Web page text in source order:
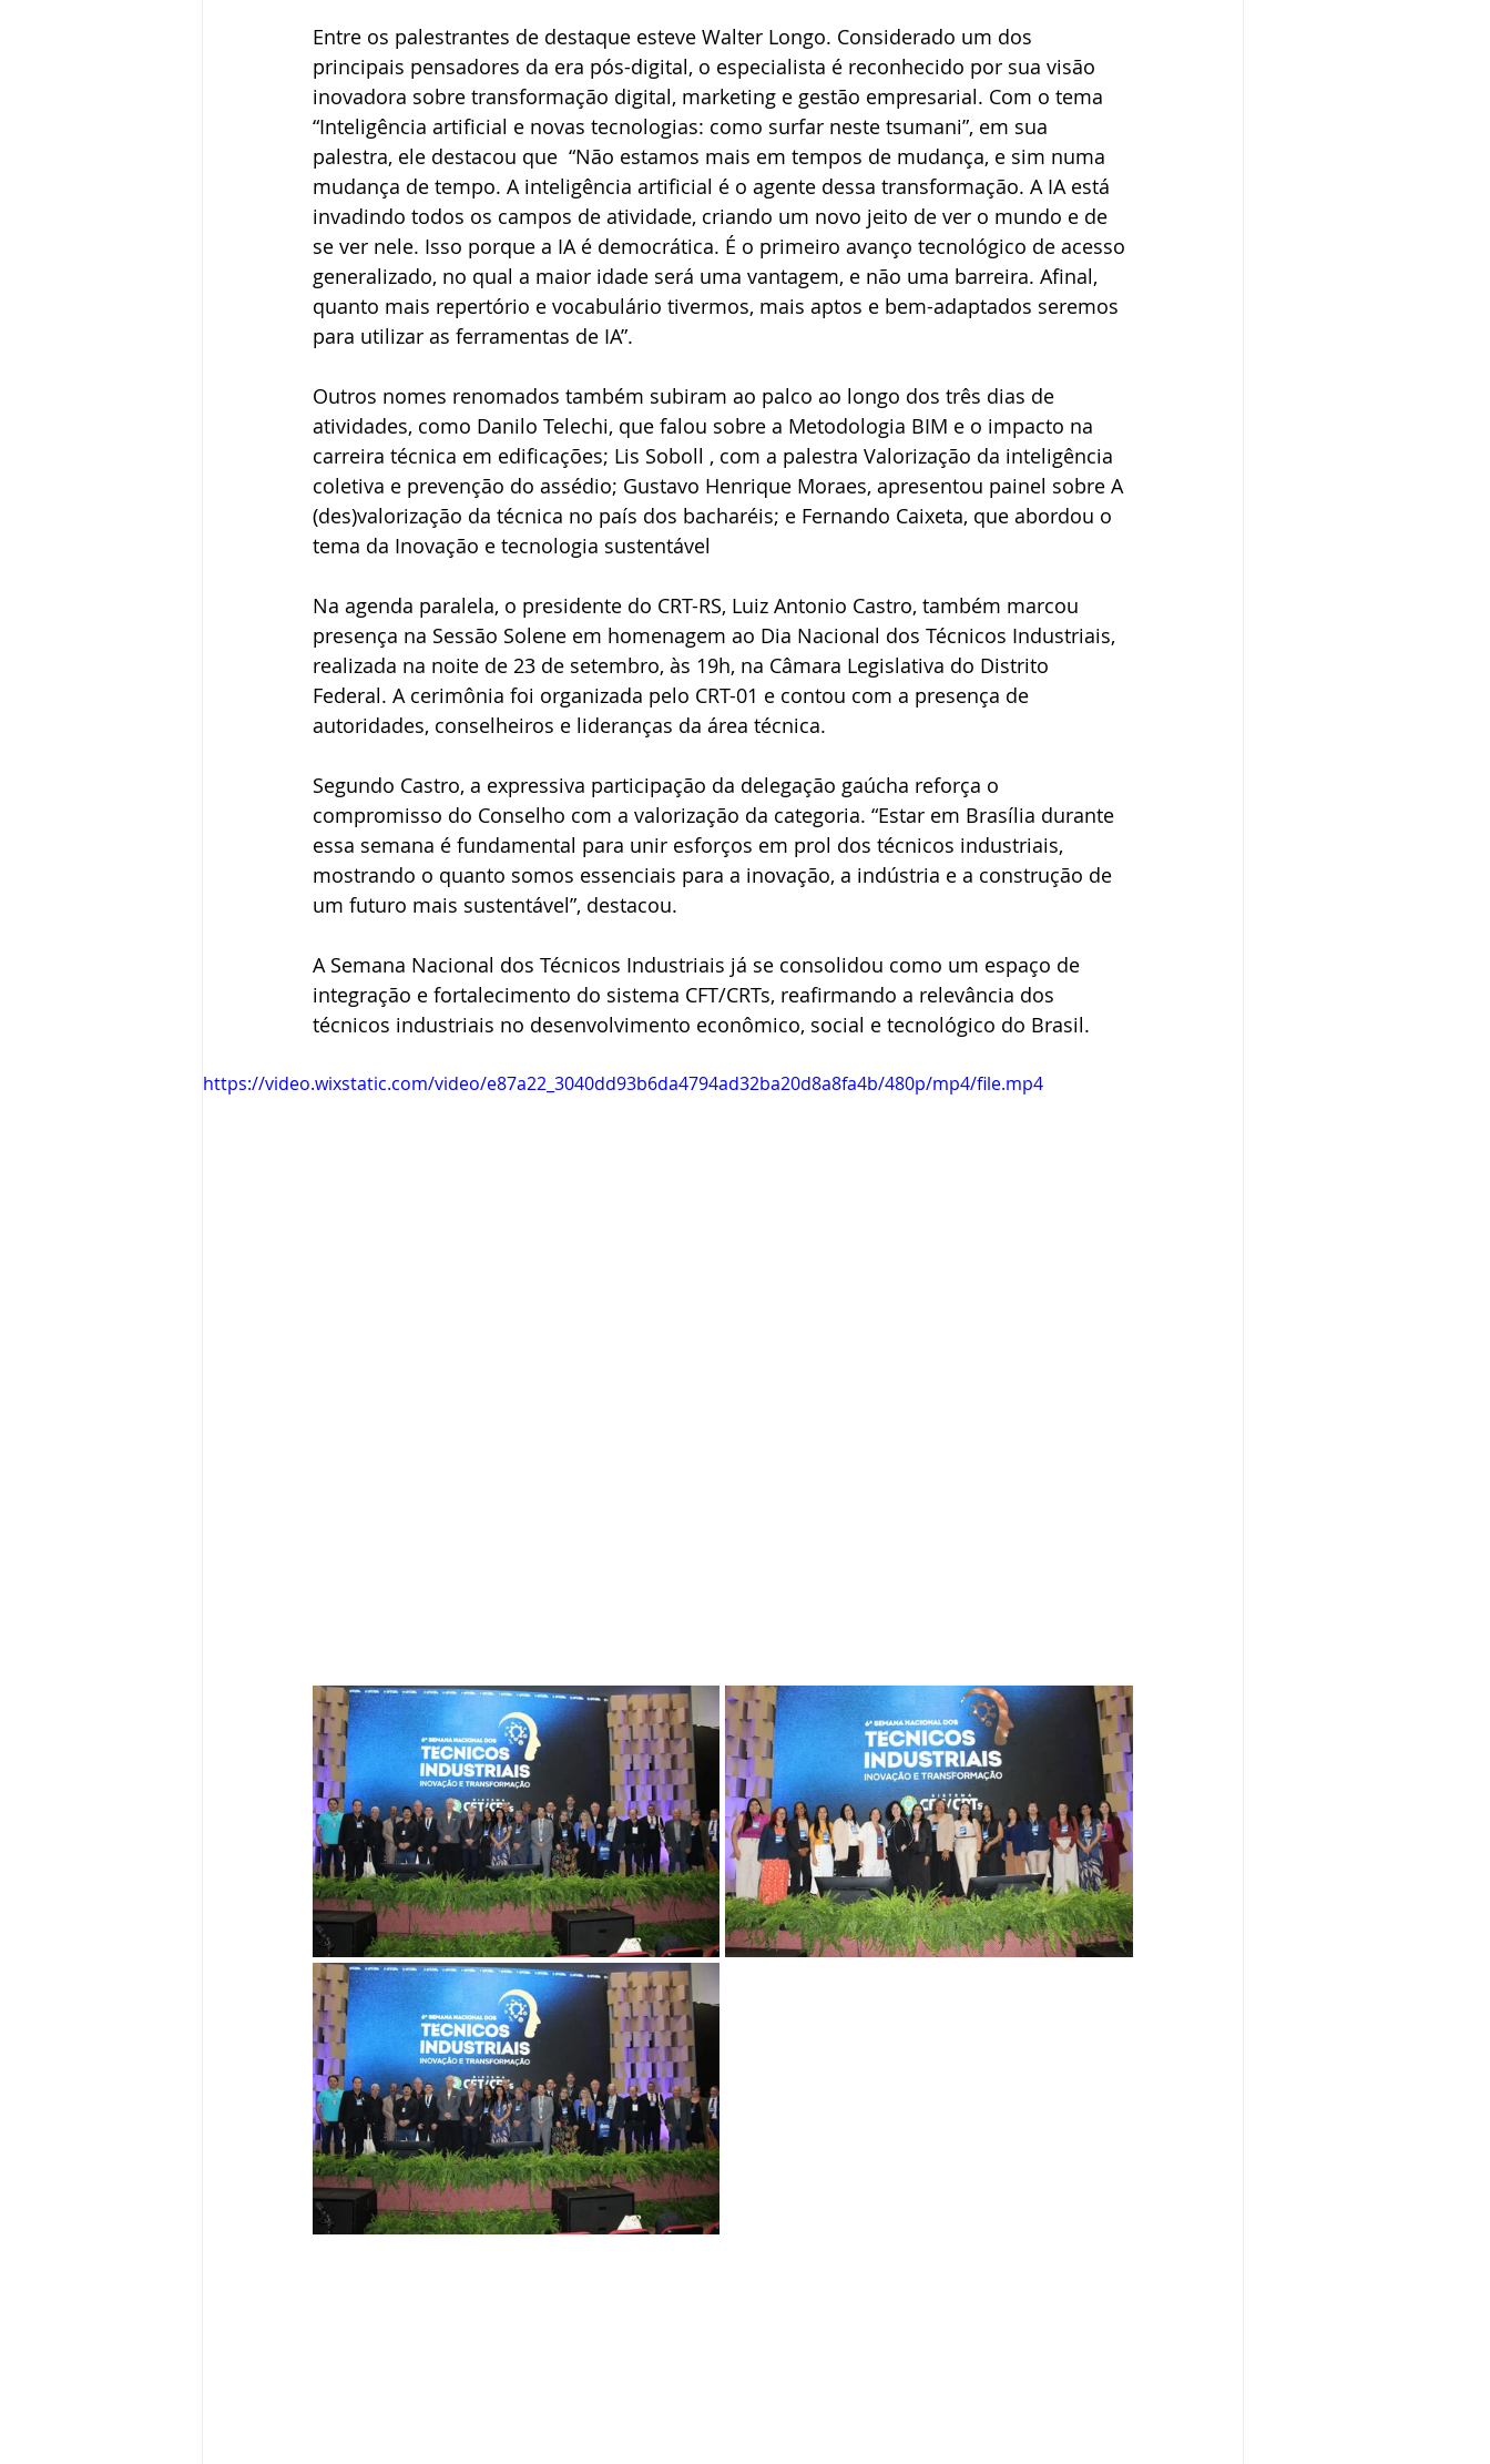
Entre os palestrantes de destaque esteve Walter Longo. Considerado um dos
principais pensadores da era pós-digital, o especialista é reconhecido por sua visão
inovadora sobre transformação digital, marketing e gestão empresarial. Com o tema
“Inteligência artificial e novas tecnologias: como surfar neste tsumani”, em sua
palestra, ele destacou que  “Não estamos mais em tempos de mudança, e sim numa
mudança de tempo. A inteligência artificial é o agente dessa transformação. A IA está
invadindo todos os campos de atividade, criando um novo jeito de ver o mundo e de
se ver nele. Isso porque a IA é democrática. É o primeiro avanço tecnológico de acesso
generalizado, no qual a maior idade será uma vantagem, e não uma barreira. Afinal,
quanto mais repertório e vocabulário tivermos, mais aptos e bem-adaptados seremos
para utilizar as ferramentas de IA”.
Outros nomes renomados também subiram ao palco ao longo dos três dias de
atividades, como Danilo Telechi, que falou sobre a Metodologia BIM e o impacto na
carreira técnica em edificações; Lis Soboll , com a palestra Valorização da inteligência
coletiva e prevenção do assédio; Gustavo Henrique Moraes, apresentou painel sobre A
(des)valorização da técnica no país dos bacharéis; e Fernando Caixeta, que abordou o
tema da Inovação e tecnologia sustentável
Na agenda paralela, o presidente do CRT-RS, Luiz Antonio Castro, também marcou
presença na Sessão Solene em homenagem ao Dia Nacional dos Técnicos Industriais,
realizada na noite de 23 de setembro, às 19h, na Câmara Legislativa do Distrito
Federal. A cerimônia foi organizada pelo CRT-01 e contou com a presença de
autoridades, conselheiros e lideranças da área técnica.
Segundo Castro, a expressiva participação da delegação gaúcha reforça o
compromisso do Conselho com a valorização da categoria. “Estar em Brasília durante
essa semana é fundamental para unir esforços em prol dos técnicos industriais,
mostrando o quanto somos essenciais para a inovação, a indústria e a construção de
um futuro mais sustentável”, destacou.
A Semana Nacional dos Técnicos Industriais já se consolidou como um espaço de
integração e fortalecimento do sistema CFT/CRTs, reafirmando a relevância dos
técnicos industriais no desenvolvimento econômico, social e tecnológico do Brasil.
https://video.wixstatic.com/video/e87a22_3040dd93b6da4794ad32ba20d8a8fa4b/480p/mp4/file.mp4